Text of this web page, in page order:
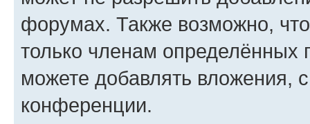
форумах. Также возможно,
только членам определённых
можете добавлять вложения,
конференции.